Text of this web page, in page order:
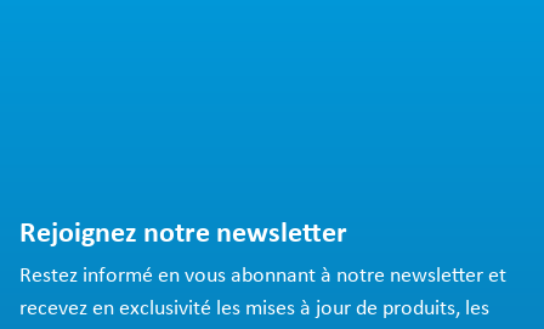
Rejoignez notre newsletter
Restez informé en vous abonnant à notre newsletter et
recevez en exclusivité les mises à jour de produits, les